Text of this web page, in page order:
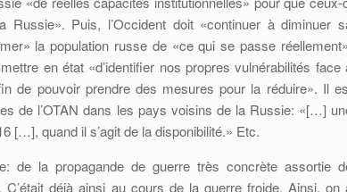
Puis, l’Occident doit «continuer à diminuer
la population russe de «ce qui se passe
en état «d’identifier nos propres vulnérabilités face
de pouvoir prendre des mesures pour la réduire». Il
de l’OTAN dans les pays voisins de la Russie: «[…]
[…], quand il s’agit de la disponibilité.» Etc.
de la propagande de guerre très concrète assortie
déjà ainsi au cours de la guerre froide. Ainsi, on